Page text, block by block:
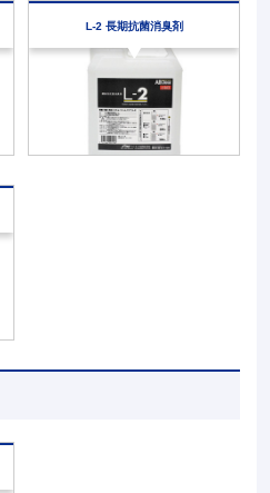
L-2 長期抗菌消臭剤